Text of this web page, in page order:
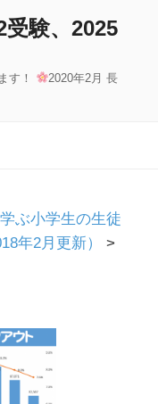
験、2025
す！
2020年2月 長
ぶ小学生の生徒
年2月更新）
>